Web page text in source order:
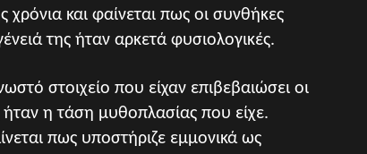
χρόνια και φαίνεται πως οι συνθήκες
της ήταν αρκετά φυσιολογικές.
στοιχείο που είχαν επιβεβαιώσει οι
ήταν η τάση μυθοπλασίας που είχε.
πως υποστήριζε εμμονικά ως